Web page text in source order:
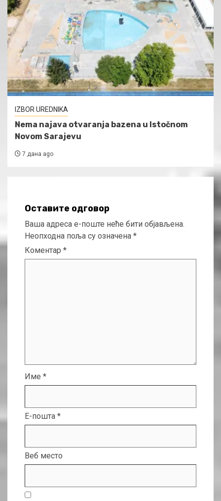
IZBOR UREDNIKA
Nema najava otvaranja bazena u Istočnom
Novom Sarajevu
7 дана ago
Оставите одговор
Ваша адреса е-поште неће бити објављена.
Неопходна поља су означена *
Коментар *
Име *
Е-пошта *
Веб место